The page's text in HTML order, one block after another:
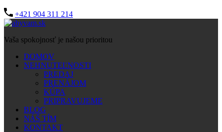
+421 904 311 214
Vaša spokojnosť je našou prioritou
DOMOV
NEHNUTEĽNOSTI
PREDAJ
PRENÁJOM
KÚPA
PRIPRAVUJEME
BLOG
NÁŠ TÍM
KONTAKT